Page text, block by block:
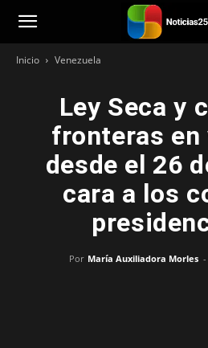
Noticias251
Inicio Venezuela
Ley Seca y
fronteras en
desde el 26
cara a los
Por María Auxiliadora Morles -